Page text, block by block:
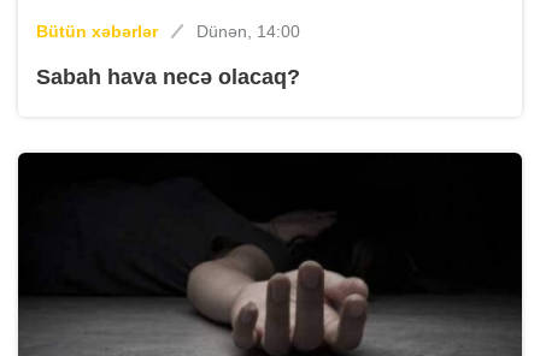
Bütün xəbərlər Dünən, 14:00
Sabah hava necə olacaq?